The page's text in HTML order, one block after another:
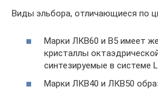
Виды эльбора, отличающиеся по
Марки ЛКВ60 и В5 имеет
кристаллы
синтезируемые в системе
Марки ЛКВ40 и ЛКВ50